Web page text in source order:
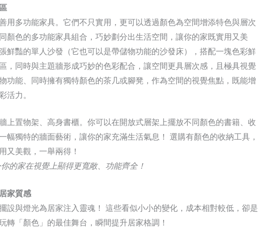
用多功能家具。它們不只實用，更可以透過顏色為空間增添特色與層次
顏色的多功能家具組合，巧妙劃分出生活空間，讓你的家既實用又美
鮮豔的單人沙發（它也可以是帶儲物功能的沙發床），搭配一塊色彩鮮
，同時與主題牆形成巧妙的色彩配合，讓空間更具層次感，且極具視覺
功能、同時擁有獨特顏色的茶几或腳凳，作為空間的視覺焦點，既能增
活力。
上置物架、高身書櫃。你可以在開放式層架上擺放不同顏色的書籍、收
幅獨特的牆面藝術，讓你的家充滿生活氣息！ 選購有顏色的收納工具，
又美觀，一舉兩得！
的家在視覺上顯得更寬敞、功能齊全！
家質感
設與燈光為居家注入靈魂！ 這些看似小小的變化，成本相對較低，卻是
轉「顏色」的最佳舞台，瞬間提升居家格調！